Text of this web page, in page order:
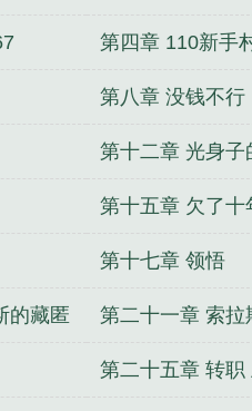
第四章 110新手
第八章 没钱不行
第十二章 光身子
第十五章 欠了十
第十七章 领悟
的藏匿 第二十一章 索拉
第二十五章 转职